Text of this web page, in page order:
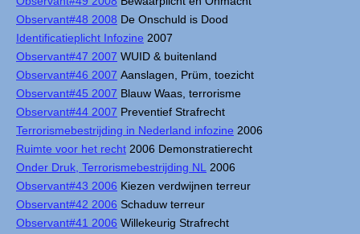
Observant#48 2008 De Onschuld is Dood
Identificatieplicht Infozine 2007
Observant#47 2007 WUID & buitenland
Observant#46 2007 Aanslagen, Prüm, toezicht
Observant#45 2007 Blauw Waas, terrorisme
Observant#44 2007 Preventief Strafrecht
Terrorismebestrijding in Nederland infozine 2006
Ruimte voor het recht 2006 Demonstratierecht
Onder Druk, Terrorismebestrijding NL
2006
Observant#43 2006 Kiezen verdwijnen terreur
Observant#42 2006 Schaduw terreur
Observant#41 2006 Willekeurig Strafrecht